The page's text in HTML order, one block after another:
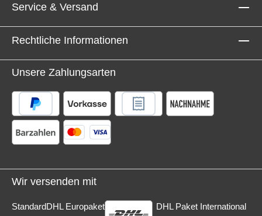
Service & Versand
Rechtliche Informationen
Unsere Zahlungsarten
Wir versenden mit
StandardDHL Europaket DHL Paket International